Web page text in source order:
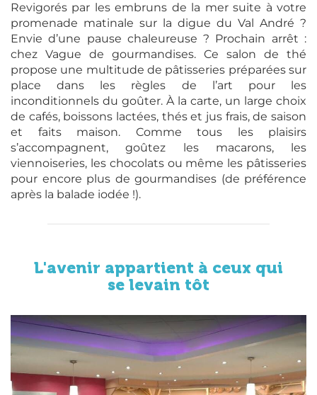
Revigorés par les embruns de la mer suite à votre
promenade matinale sur la digue du Val André ?
Envie d’une pause chaleureuse ? Prochain arrêt :
chez Vague de gourmandises. Ce salon de thé
propose une multitude de pâtisseries préparées sur
place dans les règles de l’art pour les
inconditionnels du goûter. À la carte, un large choix
de cafés, boissons lactées, thés et jus frais, de saison
et faits maison. Comme tous les plaisirs
s’accompagnent, goûtez les macarons, les
viennoiseries, les chocolats ou même les pâtisseries
pour encore plus de gourmandises (de préférence
après la balade iodée !).
L'avenir appartient à ceux qui
se levain tôt